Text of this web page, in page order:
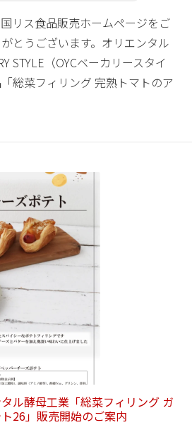
リス食品販売ホームページをご
とうございます。オリエンタル
STYLE（OYCベーカリースタイ
総菜フィリング 完熟トマトのア
ル酵母工業「総菜フィリング ガ
26」販売開始のご案内